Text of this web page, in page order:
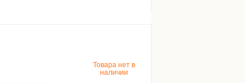
Товара нет в
наличии